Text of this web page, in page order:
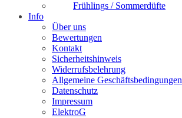
Frühlings / Sommerdüfte
Info
Über uns
Bewertungen
Kontakt
Sicherheitshinweis
Widerrufsbelehrung
Allgemeine Geschäftsbedingungen
Datenschutz
Impressum
ElektroG